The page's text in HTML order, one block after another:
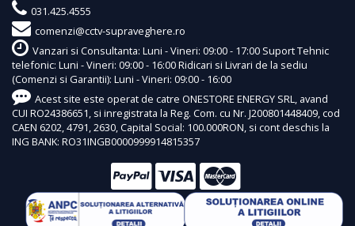
031.425.4555
comenzi@cctv-supraveghere.ro
Vanzari si Consultanta: Luni - Vineri: 09:00 - 17:00 Suport Tehnic
telefonic: Luni - Vineri: 09:00 - 16:00 Ridicari si Livrari de la sediu
(Comenzi si Garantii): Luni - Vineri: 09:00 - 16:00
Acest site este operat de catre ONESTORE ENERGY SRL, avand
CUI RO24386651, si inregistrata la Reg. Com. cu Nr. J200801448409, cod
CAEN 6202, 4791, 2630, Capital Social: 100.000RON, si cont deschis la
ING BANK: RO31INGB0000999914815357